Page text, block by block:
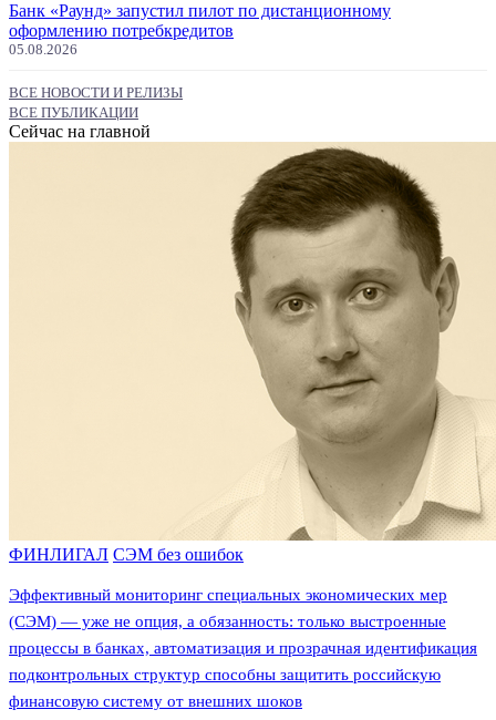
Банк «Раунд» запустил пилот по дистанционному
оформлению потребкредитов
05.08.2026
ВСЕ НОВОСТИ И РЕЛИЗЫ
ВСЕ ПУБЛИКАЦИИ
Сейчас на главной
ФИНЛИГАЛ СЭМ без ошибок
Эффективный мониторинг специальных экономических мер
(СЭМ) — уже не опция, а обязанность: только выстроенные
процессы в банках, автоматизация и прозрачная идентификация
подконтрольных структур способны защитить российскую
финансовую систему от внешних шоков